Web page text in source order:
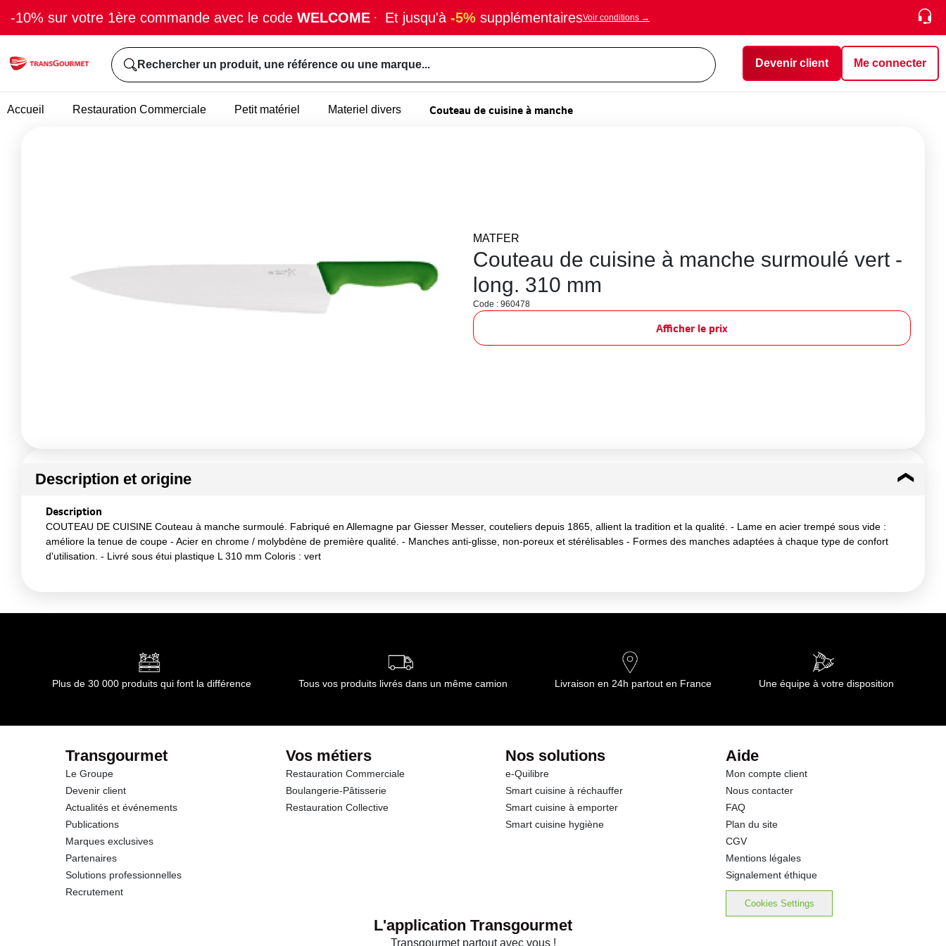
-10% sur votre 1ère commande avec le code WELCOME · Et jusqu'à -5% supplémentairesVoir conditions →
Rechercher un produit, une référence ou une marque... Devenir client Me connecter
Accueil Restauration Commerciale Petit matériel Materiel divers Couteau de cuisine à manche
MATFER
Couteau de cuisine à manche surmoulé vert -
long. 310 mm
Code : 960478
Afficher le prix
Description et origine
Description
COUTEAU DE CUISINE Couteau à manche surmoulé. Fabriqué en Allemagne par Giesser Messer, couteliers depuis 1865, allient la tradition et la qualité. - Lame en acier trempé sous vide :
améliore la tenue de coupe - Acier en chrome / molybdène de première qualité. - Manches anti-glisse, non-poreux et stérélisables - Formes des manches adaptées à chaque type de confort
d'utilisation. - Livré sous étui plastique L 310 mm Coloris : vert
Plus de 30 000 produits qui font la différence Tous vos produits livrés dans un même camion Livraison en 24h partout en France Une équipe à votre disposition
Transgourmet
Le Groupe
Devenir client
Actualités et événements
Publications
Marques exclusives
Partenaires
Solutions professionnelles
Recrutement
Vos métiers
Restauration Commerciale
Boulangerie-Pâtisserie
Restauration Collective
Nos solutions
e-Quilibre
Smart cuisine à réchauffer
Smart cuisine à emporter
Smart cuisine hygiène
Aide
Mon compte client
Nous contacter
FAQ
Plan du site
CGV
Mentions légales
Signalement éthique
Cookies Settings
L'application Transgourmet
Transgourmet partout avec vous !